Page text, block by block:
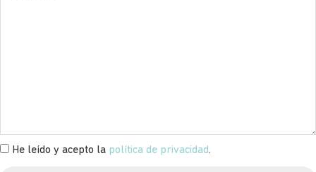
He leído y acepto la política de privacidad.